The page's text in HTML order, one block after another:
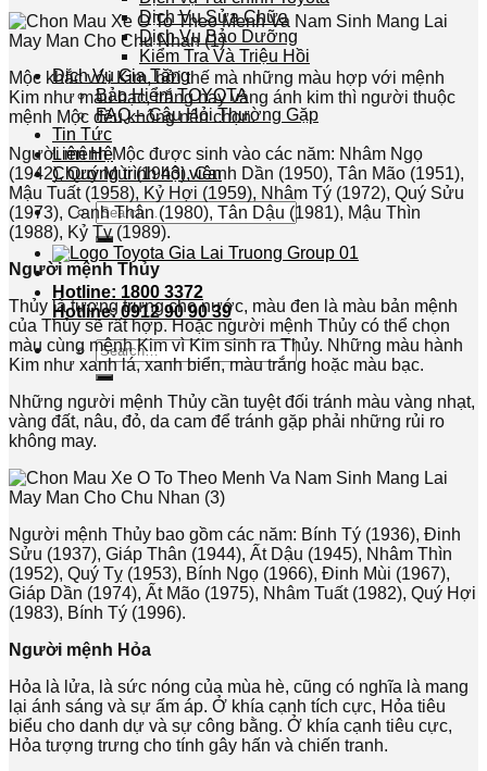
Dịch Vụ Sửa Chữa
Dịch Vụ Bảo Dưỡng
Kiểm Tra Và Triệu Hồi
Dịch Vụ Gia Tăng
Bảo Hiểm TOYOTA
FAQ – Câu Hỏi Thường Gặp
Tin Tức
Liên Hệ
Chương trình hội viên
Search
for:
Hotline: 1800 3372
Hotline: 0912 90 90 39
Search
for:
Mộc khắc với Kim, bởi thế mà những màu hợp với mệnh
Kim như màu bạc, trắng hay vàng ánh kim thì người thuộc
mệnh Mộc đều không nên chọn.
Người mệnh Mộc được sinh vào các năm: Nhâm Ngọ
(1942), Quý Mùi (1943), Canh Dần (1950), Tân Mão (1951),
Mậu Tuất (1958), Kỷ Hợi (1959), Nhâm Tý (1972), Quý Sửu
(1973), Canh Thân (1980), Tân Dậu (1981), Mậu Thìn
(1988), Kỷ Tỵ (1989).
Người mệnh Thủy
Thủy là tượng trưng cho nước, màu đen là màu bản mệnh
của Thủy sẽ rất hợp. Hoặc người mệnh Thủy có thể chọn
màu cùng mệnh Kim vì Kim sinh ra Thủy. Những màu hành
Kim như xanh lá, xanh biển, màu trắng hoặc màu bạc.
Những người mệnh Thủy cần tuyệt đối tránh màu vàng nhạt,
vàng đất, nâu, đỏ, da cam để tránh gặp phải những rủi ro
không may.
Người mệnh Thủy bao gồm các năm: Bính Tý (1936), Đinh
Sửu (1937), Giáp Thân (1944), Ất Dậu (1945), Nhâm Thìn
(1952), Quý Tỵ (1953), Bính Ngọ (1966), Đinh Mùi (1967),
Giáp Dần (1974), Ất Mão (1975), Nhâm Tuất (1982), Quý Hợi
(1983), Bính Tý (1996).
Người mệnh Hỏa
Hỏa là lửa, là sức nóng của mùa hè, cũng có nghĩa là mang
lại ánh sáng và sự ấm áp. Ở khía cạnh tích cực, Hỏa tiêu
biểu cho danh dự và sự công bằng. Ở khía cạnh tiêu cực,
Hỏa tượng trưng cho tính gây hấn và chiến tranh.